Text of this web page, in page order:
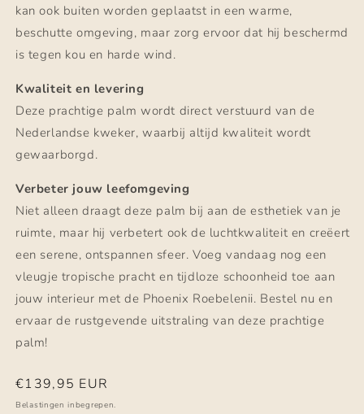
kan ook buiten worden geplaatst in een warme,
beschutte omgeving, maar zorg ervoor dat hij beschermd
is tegen kou en harde wind.
Kwaliteit en levering
Deze prachtige palm wordt direct verstuurd van de
Nederlandse kweker, waarbij altijd kwaliteit wordt
gewaarborgd.
Verbeter jouw leefomgeving
Niet alleen draagt deze palm bij aan de esthetiek van je
ruimte, maar hij verbetert ook de luchtkwaliteit en creëert
een serene, ontspannen sfeer. Voeg vandaag nog een
vleugje tropische pracht en tijdloze schoonheid toe aan
jouw interieur met de Phoenix Roebelenii. Bestel nu en
ervaar de rustgevende uitstraling van deze prachtige
palm!
Normale
prijs
€139,95 EUR
Belastingen inbegrepen.